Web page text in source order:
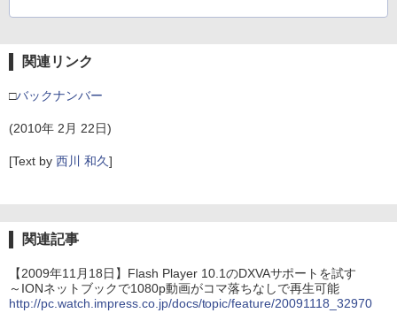
関連リンク
□バックナンバー
(2010年 2月 22日)
[Text by 西川 和久]
関連記事
【2009年11月18日】Flash Player 10.1のDXVAサポートを試す
～IONネットブックで1080p動画がコマ落ちなしで再生可能
http://pc.watch.impress.co.jp/docs/topic/feature/20091118_32970